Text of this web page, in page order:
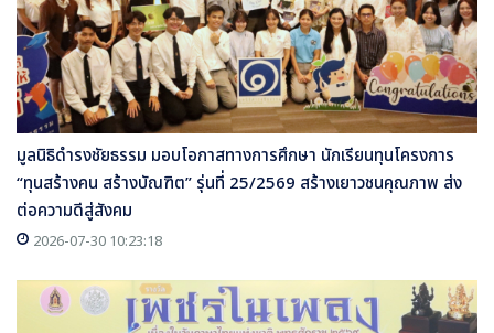
มูลนิธิดำรงชัยธรรม มอบโอกาสทางการศึกษา นักเรียนทุนโครงการ
“ทุนสร้างคน สร้างบัณฑิต” รุ่นที่ 25/2569 สร้างเยาวชนคุณภาพ ส่ง
ต่อความดีสู่สังคม
2026-07-30 10:23:18